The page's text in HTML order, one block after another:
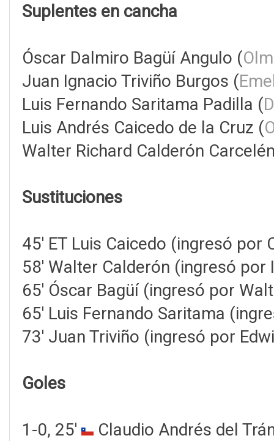
Suplentes en cancha
Óscar Dalmiro Bagüí Angulo (
Juan Ignacio Triviño Burgos (
Luis Fernando Saritama Padilla (
Luis Andrés Caicedo de la Cruz (
Walter Richard Calderón
Sustituciones
45' ET Luis Caicedo (ingresó por
58' Walter Calderón (ingresó por
65' Óscar Bagüí (ingresó por
65' Luis Fernando Saritama
73' Juan Triviño (ingresó por
Goles
1-0, 25' Claudio Andrés del